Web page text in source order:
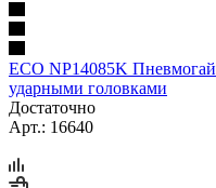
ECO NP14085K
ударными головками
Достаточно
Арт.: 16640